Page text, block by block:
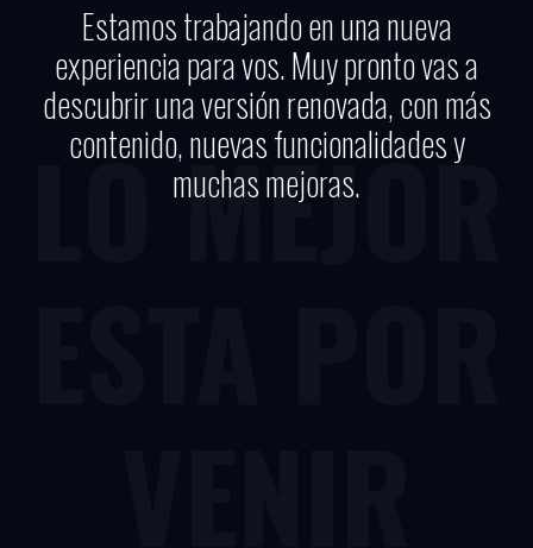
Estamos trabajando en una nueva
experiencia para vos. Muy pronto vas a
descubrir una versión renovada, con más
contenido, nuevas funcionalidades y
muchas mejoras.
LO MEJOR